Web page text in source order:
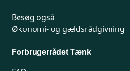
Besøg også
Økonomi- og gældsrådgivning
Forbrugerrådet Tænk